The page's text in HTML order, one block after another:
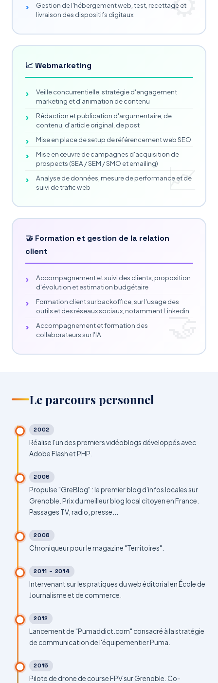
Gestion de l'hébergement web, test, recettage et
livraison des dispositifs digitaux
📈 Webmarketing
Veille concurrentielle, stratégie d'engagement
marketing et d'animation de contenu
Rédaction et publication d'argumentaire, de
contenu, d'article original, de post
Mise en place de setup de référencement web SEO
Mise en œuvre de campagnes d'acquisition de
prospects (SEA / SEM / SMO et emailing)
Analyse de données, mesure de performance et de
suivi de trafic web
🤝 Formation et gestion de la relation
client
Accompagnement et suivi des clients, proposition
d'évolution et estimation budgétaire
Formation client sur backoffice, sur l'usage des
outils et des réseaux sociaux, notamment Linkedin
Accompagnement et formation des
collaborateurs sur l'IA
Le parcours personnel
2002
Réalise l'un des premiers vidéoblogs développés avec
Adobe Flash et PHP.
2006
Propulse "GreBlog" : le premier blog d'infos locales sur
Grenoble. Prix du meilleur blog local citoyen en France.
Passages TV, radio, presse...
2008
Chroniqueur pour le magazine "Territoires".
2011 – 2014
Intervenant sur les pratiques du web éditorial en École de
Journalisme et de commerce.
2012
Lancement de "Pumaddict.com" consacré à la stratégie
de communication de l'équipementier Puma.
2015
Pilote de drone de course FPV sur Grenoble. Co-